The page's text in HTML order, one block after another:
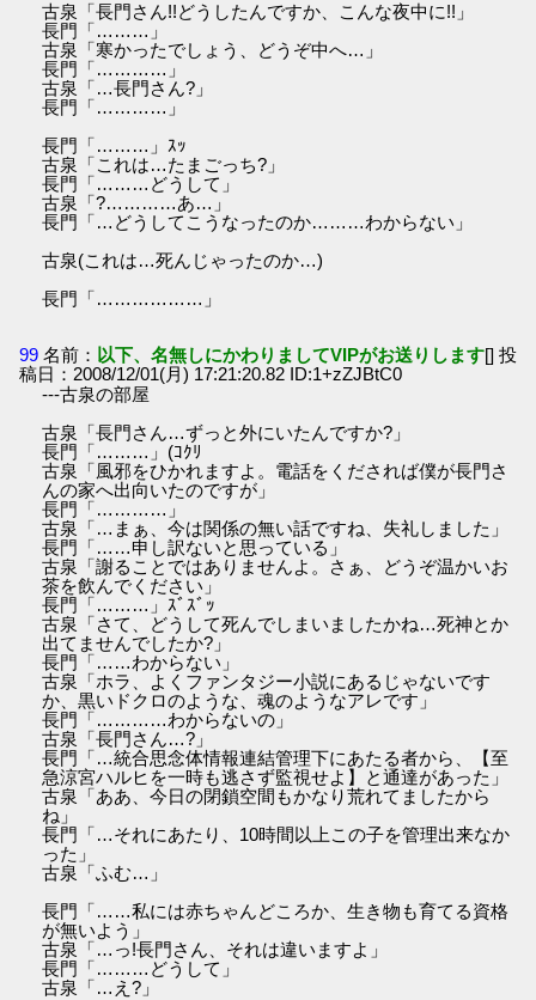
古泉「長門さん!!どうしたんですか、こんな夜中に!!」
長門「………」
古泉「寒かったでしょう、どうぞ中へ…」
長門「…………」
古泉「…長門さん?」
長門「…………」
長門「………」ｽｯ
古泉「これは…たまごっち?」
長門「………どうして」
古泉「?…………あ…」
長門「…どうしてこうなったのか………わからない」
古泉(これは…死んじゃったのか…)
長門「………………」
99 名前： 以下、名無しにかわりましてVIPがお送りします[] 投
稿日：2008/12/01(月) 17:21:20.82 ID:1+zZJBtC0
---古泉の部屋
古泉「長門さん…ずっと外にいたんですか?」
長門「………」(ｺｸﾘ
古泉「風邪をひかれますよ。電話をくだされば僕が長門さ
んの家へ出向いたのですが」
長門「…………」
古泉「…まぁ、今は関係の無い話ですね、失礼しました」
長門「……申し訳ないと思っている」
古泉「謝ることではありませんよ。さぁ、どうぞ温かいお
茶を飲んでください」
長門「………」ｽﾞｽﾞｯ
古泉「さて、どうして死んでしまいましたかね…死神とか
出てませんでしたか?」
長門「……わからない」
古泉「ホラ、よくファンタジー小説にあるじゃないです
か、黒いドクロのような、魂のようなアレです」
長門「…………わからないの」
古泉「長門さん…?」
長門「…統合思念体情報連結管理下にあたる者から、【至
急涼宮ハルヒを一時も逃さず監視せよ】と通達があった」
古泉「ああ、今日の閉鎖空間もかなり荒れてましたから
ね」
長門「…それにあたり、10時間以上この子を管理出来なか
った」
古泉「ふむ…」
長門「……私には赤ちゃんどころか、生き物も育てる資格
が無いよう」
古泉「…っ!長門さん、それは違いますよ」
長門「………どうして」
古泉「…え?」